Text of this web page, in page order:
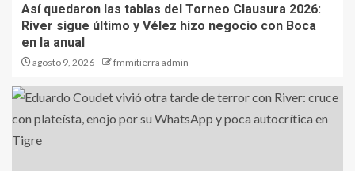
Así quedaron las tablas del Torneo Clausura 2026:
River sigue último y Vélez hizo negocio con Boca
en la anual
agosto 9, 2026 fmmitierra admin